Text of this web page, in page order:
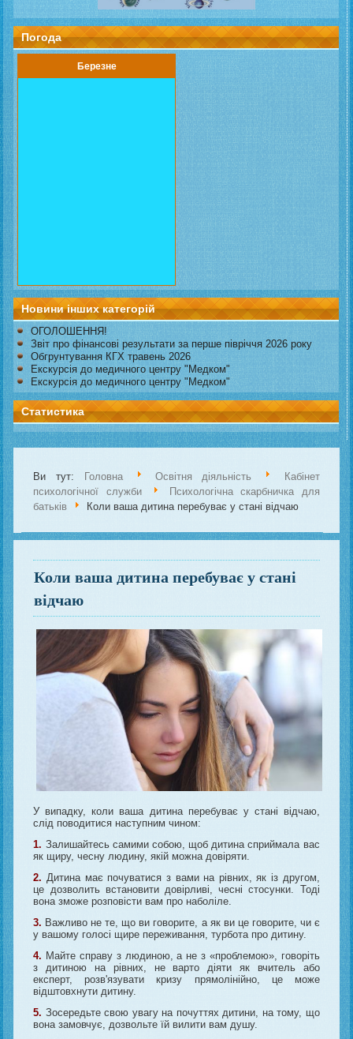
Погода
Березне
Новини інших категорій
ОГОЛОШЕННЯ!
Звіт про фінансові результати за перше півріччя 2026 року
Обгрунтування КГХ травень 2026
Екскурсія до медичного центру "Медком"
Екскурсія до медичного центру "Медком"
Статистика
Ви тут: Головна Освітня діяльність
Кабінет
психологічної служби
Психологічна скарбничка для
батьків
Коли ваша дитина перебуває у стані відчаю
Коли ваша дитина перебуває у стані
відчаю
У випадку, коли ваша дитина перебуває у стані відчаю,
слід поводитися наступним чином:
1. Залишайтесь самими собою, щоб дитина сприймала вас
як щиру, чесну людину, якій можна довіряти.
2. Дитина має почуватися з вами на рівних, як із другом,
це дозволить встановити довірливі, чесні стосунки. Тоді
вона зможе розповісти вам про наболіле.
3. Важливо не те, що ви говорите, а як ви це говорите, чи є
у вашому голосі щире переживання, турбота про дитину.
4. Майте справу з людиною, а не з «проблемою», говоріть
з дитиною на рівних, не варто діяти як вчитель або
експерт, розв'язувати кризу прямолінійно, це може
відштовхнути дитину.
5. Зосередьте свою увагу на почуттях дитини, на тому, що
вона замовчує, дозвольте їй вилити вам душу.